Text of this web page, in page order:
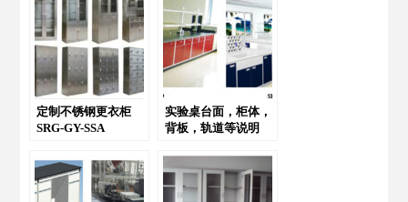
定制不锈钢更衣柜
SRG-GY-SSA
实验桌台面，柜体，
背板，轨道等说明